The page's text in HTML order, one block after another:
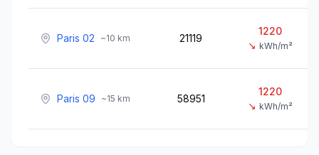
Paris 02 ~10 km 21119
1220
↘ kWh/m²
Paris 09 ~15 km 58951
1220
↘ kWh/m²